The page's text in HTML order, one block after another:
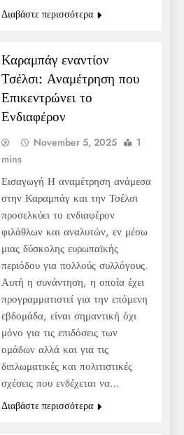
Διαβάστε περισσότερα
Καραμπάγ εναντίον
Τσέλσι: Αναμέτρηση που
Επικεντρώνει το
Ενδιαφέρον
November 5, 2025
1
mins
Εισαγωγή Η αναμέτρηση ανάμεσα
στην Καραμπάγ και την Τσέλσι
προσελκύει το ενδιαφέρον
φιλάθλων και αναλυτών, εν μέσω
μιας δύσκολης ευρωπαϊκής
περιόδου για πολλούς συλλόγους.
Αυτή η συνάντηση, η οποία έχει
προγραμματιστεί για την επόμενη
εβδομάδα, είναι σημαντική όχι
μόνο για τις επιδόσεις των
ομάδων αλλά και για τις
διπλωματικές και πολιτιστικές
σχέσεις που ενδέχεται να…
Διαβάστε περισσότερα